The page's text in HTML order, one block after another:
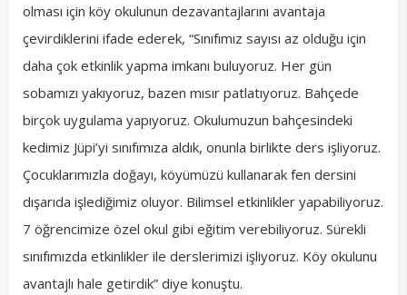
olması için köy okulunun dezavantajlarını avantaja
çevirdiklerini ifade ederek, “Sınıfımız sayısı az olduğu için
daha çok etkinlik yapma imkanı buluyoruz. Her gün
sobamızı yakıyoruz, bazen mısır patlatıyoruz. Bahçede
birçok uygulama yapıyoruz. Okulumuzun bahçesindeki
kedimiz Jüpi’yi sınıfımıza aldık, onunla birlikte ders işliyoruz.
Çocuklarımızla doğayı, köyümüzü kullanarak fen dersini
dışarıda işlediğimiz oluyor. Bilimsel etkinlikler yapabiliyoruz.
7 öğrencimize özel okul gibi eğitim verebiliyoruz. Sürekli
sınıfımızda etkinlikler ile derslerimizi işliyoruz. Köy okulunu
avantajlı hale getirdik” diye konuştu.